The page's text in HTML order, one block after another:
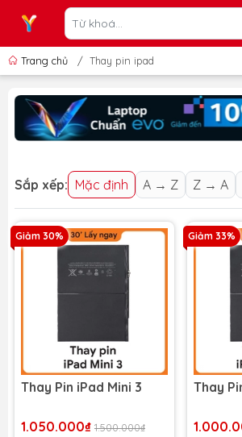
Trang chủ / Thay pin ipad
Sắp xếp: Mặc định A → Z Z → A
Giảm 30%
Thay Pin iPad Mini 3
1.050.000₫ 1.500.000₫
Giảm 33%
Thay